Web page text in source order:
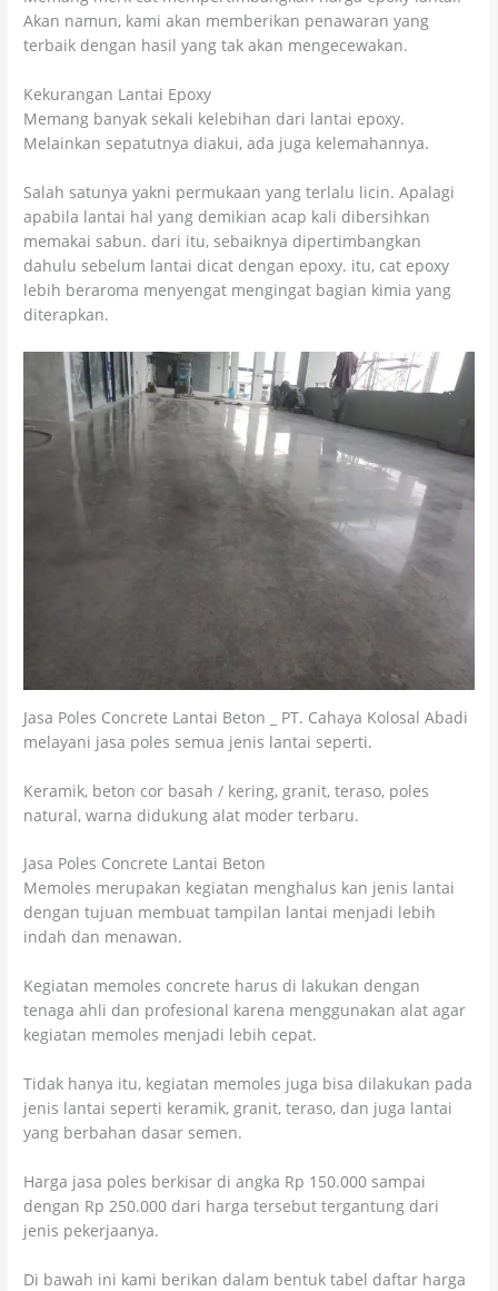
Akan namun, kami akan memberikan penawaran yang
terbaik dengan hasil yang tak akan mengecewakan.
Kekurangan Lantai Epoxy
Memang banyak sekali kelebihan dari lantai epoxy.
Melainkan sepatutnya diakui, ada juga kelemahannya.
Salah satunya yakni permukaan yang terlalu licin. Apalagi
apabila lantai hal yang demikian acap kali dibersihkan
memakai sabun. dari itu, sebaiknya dipertimbangkan
dahulu sebelum lantai dicat dengan epoxy. itu, cat epoxy
lebih beraroma menyengat mengingat bagian kimia yang
diterapkan.
Jasa Poles Concrete Lantai Beton _ PT. Cahaya Kolosal Abadi
melayani jasa poles semua jenis lantai seperti.
Keramik, beton cor basah / kering, granit, teraso, poles
natural, warna didukung alat moder terbaru.
Jasa Poles Concrete Lantai Beton
Memoles merupakan kegiatan menghalus kan jenis lantai
dengan tujuan membuat tampilan lantai menjadi lebih
indah dan menawan.
Kegiatan memoles concrete harus di lakukan dengan
tenaga ahli dan profesional karena menggunakan alat agar
kegiatan memoles menjadi lebih cepat.
Tidak hanya itu, kegiatan memoles juga bisa dilakukan pada
jenis lantai seperti keramik, granit, teraso, dan juga lantai
yang berbahan dasar semen.
Harga jasa poles berkisar di angka Rp 150.000 sampai
dengan Rp 250.000 dari harga tersebut tergantung dari
jenis pekerjaanya.
Di bawah ini kami berikan dalam bentuk tabel daftar harga